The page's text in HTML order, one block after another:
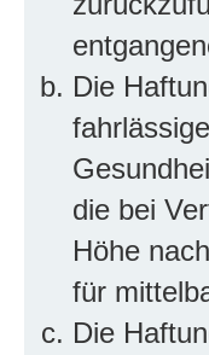
Die
die bei
Höhe
für
Die